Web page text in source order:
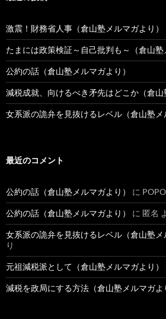
激震！財務省人事（倉山塾メルマガより）
たまには政策検証～自己批判も～（倉山塾
公約の話（倉山塾メルマガより）
減税成就、向けるべき矛先はどこか（倉山
女系派の詭弁を見抜けるレベル（倉山塾メ
最近のコメント
公約の話（倉山塾メルマガより） に
公約の話（倉山塾メルマガより） に 匿名
女系派の詭弁を見抜けるレベル（倉山塾メ
り
元祖減税派として（倉山塾メルマガより）
減税を政局にする方法（倉山塾メルマガよ